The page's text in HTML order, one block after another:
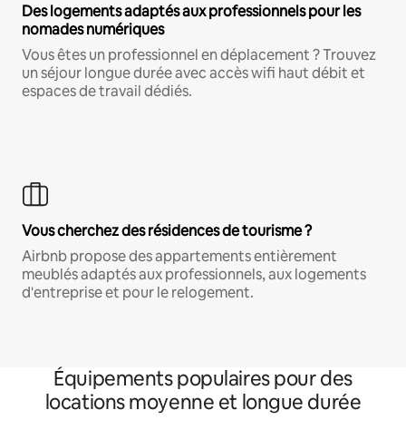
Des logements adaptés aux professionnels pour les
nomades numériques
Vous êtes un professionnel en déplacement ? Trouvez
un séjour longue durée avec accès wifi haut débit et
espaces de travail dédiés.
Vous cherchez des résidences de tourisme ?
Airbnb propose des appartements entièrement
meublés adaptés aux professionnels, aux logements
d'entreprise et pour le relogement.
Équipements populaires pour des
locations moyenne et longue durée